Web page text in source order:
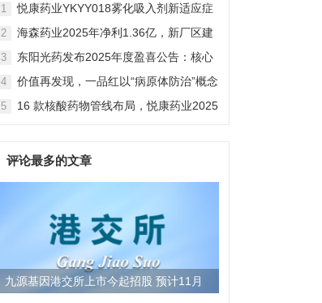
制剂全球化迈出关键一步
1
悦康药业YKYY018雾化吸入剂新适应症
感染防治
2
海森药业2025年净利1.36亿，新厂区建
3
东阳光药发布2025年度盈喜公告：核心
维度
4
价值再发现，一品红以“病原体防治”概念
5
16 款核酸药物管线布局，悦康药业2025
评论最多的文章
九源基因港交所上市今起招股 预计11月